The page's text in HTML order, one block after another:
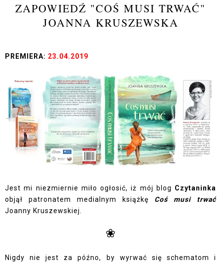
ZAPOWIEDŹ "COŚ MUSI TRWAĆ"
JOANNA KRUSZEWSKA
PREMIERA: 23.04.2019
Jest mi niezmiernie miło ogłosić, iż mój blog Czytaninka
objął patronatem medialnym książkę Coś musi trwać
Joanny Kruszewskiej.
❀
Nigdy nie jest za późno, by wyrwać się schematom i